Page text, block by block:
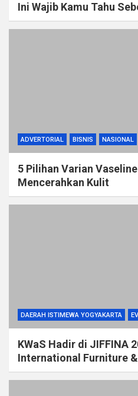
Ini Wajib Kamu Tahu
ADVERTORIAL BISNIS NASIONAL
5 Pilihan Varian
Mencerahkan Kulit
DAERAH ISTIMEWA YOGYAKARTA
KWaS Hadir di JIFFINA
International Furniture